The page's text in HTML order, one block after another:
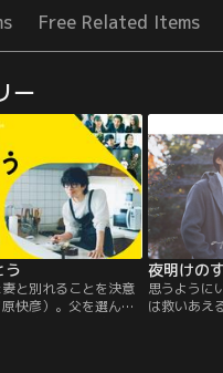
Free Related Items
ー
う
と別れることを決意
快彦）。父を選んで
夜明けの
思うように
は救いあえ